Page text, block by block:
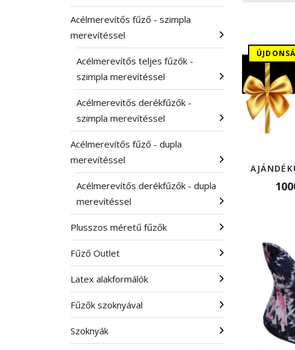
Acélmerevítős fűző - szimpla
merevítéssel
Acélmerevítős teljes fűzők -
szimpla merevítéssel
Acélmerevítős derékfűzők -
szimpla merevítéssel
Acélmerevítős fűző - dupla
merevítéssel
Acélmerevítős derékfűzők - dupla
merevítéssel
Plusszos méretű fűzők
Fűző Outlet
Latex alakformálók
Fűzők szoknyával
Szoknyák